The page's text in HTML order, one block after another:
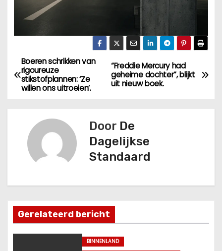
B
e
r
t
n
a
“Freddie Mercury had
geheime dochter”, blijkt
uit nieuw boek.
Boeren schrikken van
rigoureuze
stikstofplannen: ‘Ze
willen ons uitroeien’.
Door De
Dagelijkse
Standaard
Gerelateerd bericht
BINNENLAND